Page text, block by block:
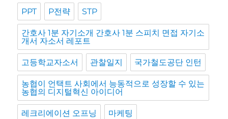
PPT P전략 STP
간호사 1분 자기소개 간호사 1분 스피치 면접 자기소
개서 자소서 레포트
고등학교자소서 관찰일지 국가철도공단 인턴
농협이 언택트 사회에서 능동적으로 성장할 수 있는
농협의 디지털혁신 아이디어
레크리에이션 오프닝 마케팅